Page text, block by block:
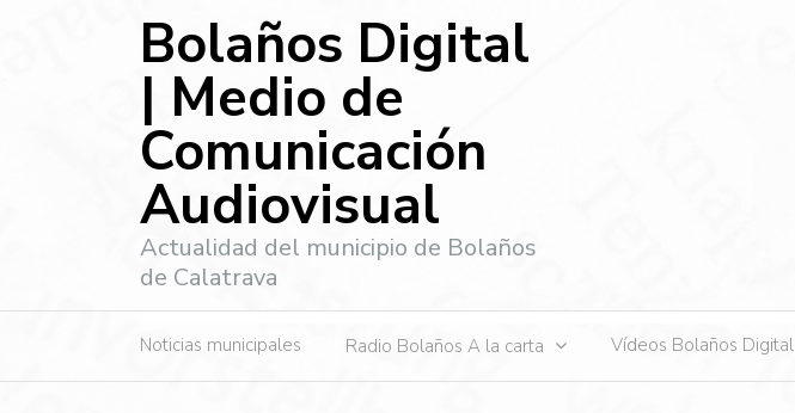
Bolaños Digital
| Medio de
Comunicación
Audiovisual
Actualidad del municipio de Bolaños
de Calatrava
Noticias municipales Radio Bolaños A la carta Vídeos Bolaños Digital